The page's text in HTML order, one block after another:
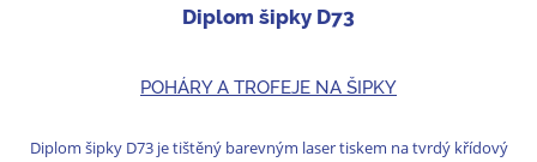
Diplom šipky D73
POHÁRY A TROFEJE NA ŠIPKY
Diplom šipky D73 je tištěný barevným laser tiskem na tvrdý křídový